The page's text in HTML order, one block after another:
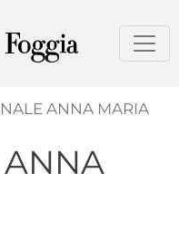
ANNA MARIA